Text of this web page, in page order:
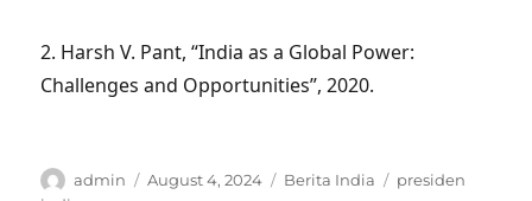
2. Harsh V. Pant, “India as a Global Power:
Challenges and Opportunities”, 2020.
Author
admin
Posted
August 4, 2024 Categories
Berita India Tags
presiden